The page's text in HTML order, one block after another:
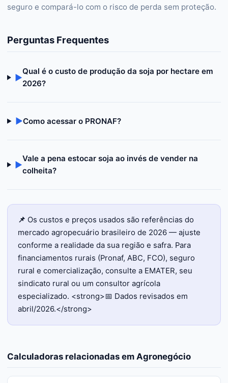
seguro e compará-lo com o risco de perda sem proteção.
Perguntas Frequentes
▶
Qual é o custo de produção da soja por hectare em
2026?
▶Como acessar o PRONAF?
▶
Vale a pena estocar soja ao invés de vender na
colheita?
📌 Os custos e preços usados são referências do
mercado agropecuário brasileiro de 2026 — ajuste
conforme a realidade da sua região e safra. Para
financiamentos rurais (Pronaf, ABC, FCO), seguro
rural e comercialização, consulte a EMATER, seu
sindicato rural ou um consultor agrícola
especializado. <strong>📅 Dados revisados em
abril/2026.</strong>
Calculadoras relacionadas em Agronegócio